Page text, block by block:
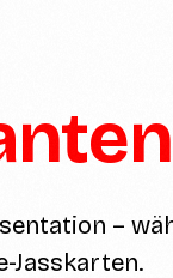
–
Jasskarten.